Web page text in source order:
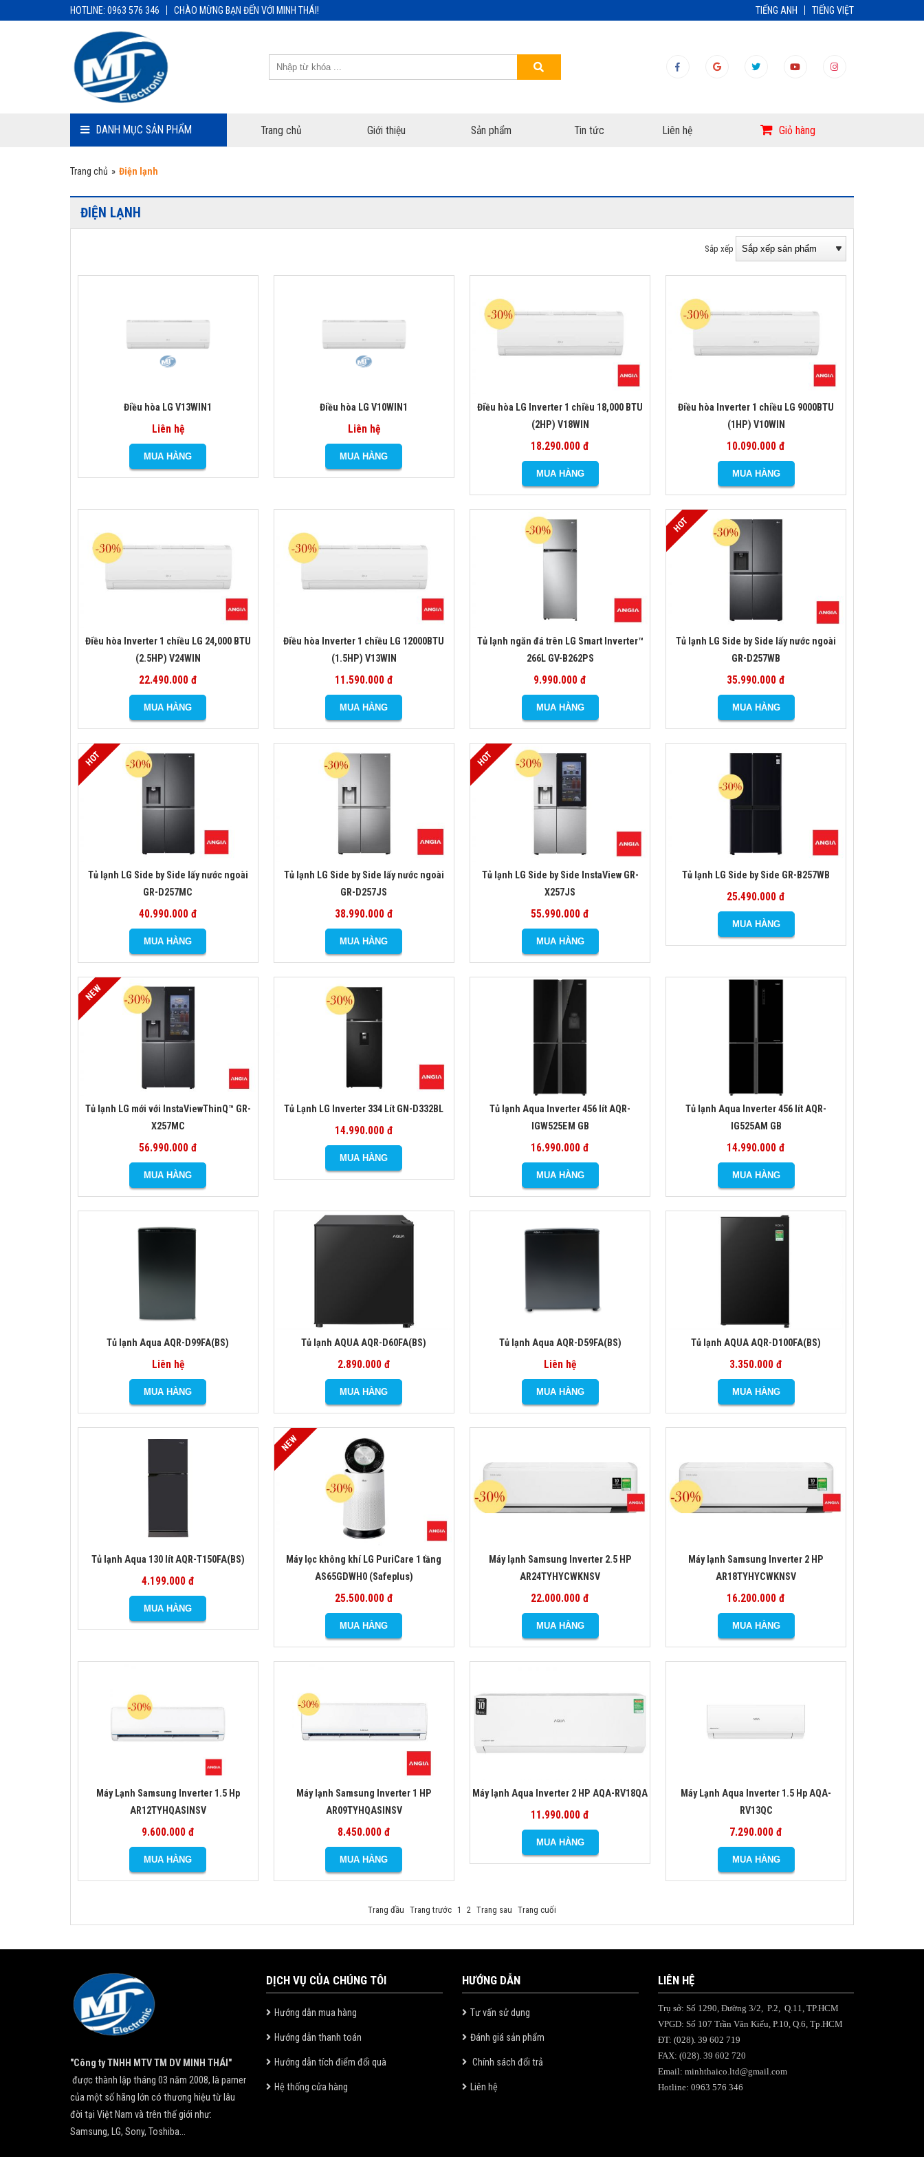
HOTLINE: 0963 576 346 CHÀO MỪNG BẠN ĐẾN VỚI MINH THÁI! TIẾNG ANH TIẾNG VIỆT
DANH MỤC SẢN PHẨM Trang chủ Giới thiệu Sản phẩm Tin tức Liên hệ Giỏ hàng
Trang chủ » Điện lạnh
ĐIỆN LẠNH
Sắp xếp
Điều hòa LG V13WIN1
Liên hệ
Điều hòa LG V10WIN1
Liên hệ
Điều hòa LG Inverter 1 chiều 18,000 BTU
(2HP) V18WIN
18.290.000 đ
Điều hòa Inverter 1 chiều LG 9000BTU
(1HP) V10WIN
10.090.000 đ
Điều hòa Inverter 1 chiều LG 24,000 BTU
(2.5HP) V24WIN
22.490.000 đ
Điều hòa Inverter 1 chiều LG 12000BTU
(1.5HP) V13WIN
11.590.000 đ
Tủ lạnh ngăn đá trên LG Smart Inverter™
266L GV-B262PS
9.990.000 đ
Tủ lạnh LG Side by Side lấy nước ngoài
GR-D257WB
35.990.000 đ
Tủ lạnh LG Side by Side lấy nước ngoài
GR-D257MC
40.990.000 đ
Tủ lạnh LG Side by Side lấy nước ngoài
GR-D257JS
38.990.000 đ
Tủ lạnh LG Side by Side InstaView GR-
X257JS
55.990.000 đ
Tủ lạnh LG Side by Side GR-B257WB
25.490.000 đ
Tủ lạnh LG mới với InstaViewThinQ™ GR-
X257MC
56.990.000 đ
Tủ Lạnh LG Inverter 334 Lít GN-D332BL
14.990.000 đ
Tủ lạnh Aqua Inverter 456 lít AQR-
IGW525EM GB
16.990.000 đ
Tủ lạnh Aqua Inverter 456 lít AQR-
IG525AM GB
14.990.000 đ
Tủ lạnh Aqua AQR-D99FA(BS)
Liên hệ
Tủ lạnh AQUA AQR-D60FA(BS)
2.890.000 đ
Tủ lạnh Aqua AQR-D59FA(BS)
Liên hệ
Tủ lạnh AQUA AQR-D100FA(BS)
3.350.000 đ
Tủ lạnh Aqua 130 lít AQR-T150FA(BS)
4.199.000 đ
Máy lọc không khí LG PuriCare 1 tầng
AS65GDWH0 (Safeplus)
25.500.000 đ
Máy lạnh Samsung Inverter 2.5 HP
AR24TYHYCWKNSV
22.000.000 đ
Máy lạnh Samsung Inverter 2 HP
AR18TYHYCWKNSV
16.200.000 đ
Máy Lạnh Samsung Inverter 1.5 Hp
AR12TYHQASINSV
9.600.000 đ
Máy lạnh Samsung Inverter 1 HP
AR09TYHQASINSV
8.450.000 đ
Máy lạnh Aqua Inverter 2 HP AQA-RV18QA
11.990.000 đ
Máy Lạnh Aqua Inverter 1.5 Hp AQA-
RV13QC
7.290.000 đ
Trang đầu Trang trước 1 2 Trang sau Trang cuối
"Công ty TNHH MTV TM DV MINH THÁI"
được thành lập tháng 03 năm 2008, là parner
của một số hãng lớn có thương hiệu từ lâu
đời tại Việt Nam và trên thế giới như:
Samsung, LG, Sony, Toshiba...
DỊCH VỤ CỦA CHÚNG TÔI
Hướng dẫn mua hàng
Hướng dẫn thanh toán
Hướng dẫn tích điểm đổi quà
Hệ thống cửa hàng
HƯỚNG DẪN
Tư vấn sử dụng
Đánh giá sản phẩm
Chính sách đổi trả
Liên hệ
LIÊN HỆ
Trụ sở: Số 1290, Đường 3/2, P.2, Q.11, TP.HCM
VPGD: Số 107 Trần Văn Kiểu, P.10, Q.6, Tp.HCM
ĐT: (028). 39 602 719
FAX: (028). 39 602 720
Email: minhthaico.ltd@gmail.com
Hotline: 0963 576 346